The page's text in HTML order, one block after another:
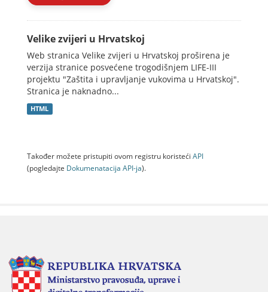
Velike zvijeri u Hrvatskoj
Web stranica Velike zvijeri u Hrvatskoj proširena je
verzija stranice posvećene trogodišnjem LIFE-III
projektu "Zaštita i upravljanje vukovima u Hrvatskoj".
Stranica je naknadno...
HTML
Također možete pristupiti ovom registru koristeći API
(pogledajte Dokumenаtаcijа API-jа).